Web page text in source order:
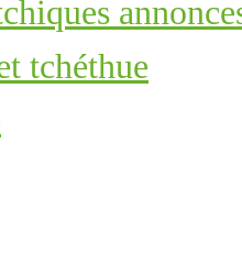
tchéthue